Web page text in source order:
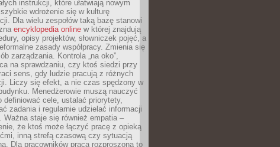
instrukcji, które ułatwiają nowym
wdrożenie się w kulturę
Dla wielu zespołów taką bazę stanowi
encyklopedia online w której znajdują
opisy projektów, słowniczek pojęć, a
zasady współpracy. Zmienia się
zarządzania. Kontrola „na oko”,
na sprawdzaniu, czy ktoś siedzi przy
sens, gdy ludzie pracują z różnych
Liczy się efekt, a nie czas spędzony w
Menedżerowie muszą nauczyć
definiować cele, ustalać priorytety,
zadania i regularnie udzielać informacji
Ważna staje się również empatia –
że ktoś może łączyć pracę z opieką
inną strefą czasową czy sytuacją
Dla pracowników praca rozproszona to